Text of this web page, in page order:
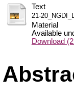
Text
21-
Material
Available
Download